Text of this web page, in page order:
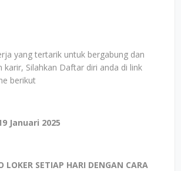
yang tertarik untuk bergabung dan
karir, Silahkan Daftar diri anda di link
berikut
Januari 2025
LOKER SETIAP HARI DENGAN CARA